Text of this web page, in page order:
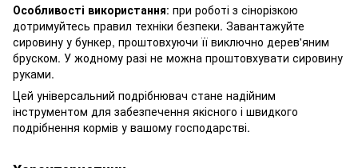
Особливості використання: при роботі з сінорізкою
дотримуйтесь правил техніки безпеки. Завантажуйте
сировину у бункер, проштовхуючи її виключно дерев'яним
бруском. У жодному разі не можна проштовхувати сировину
руками.
Цей універсальний подрібнювач стане надійним
інструментом для забезпечення якісного і швидкого
подрібнення кормів у вашому господарстві.